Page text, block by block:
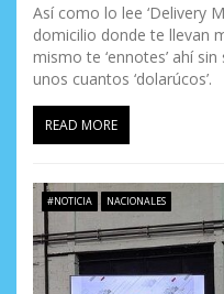
Así como lo lee ‘Delivery
domicilio donde te llevan
mismo te ‘ennotes’ ahí
unos cuantos ‘dolarúcos’.
READ MORE
#NOTICIA NACIONALES